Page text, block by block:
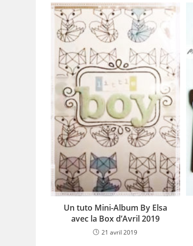
Un tuto Mini-Album By Elsa
avec la Box d’Avril 2019
21 avril 2019